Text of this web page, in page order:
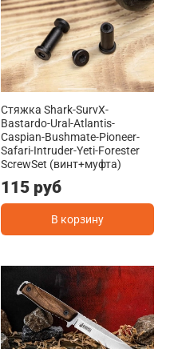
Стяжка Shark-SurvX-
Bastardo-Ural-Atlantis-
Caspian-Bushmate-Pioneer-
Safari-Intruder-Yeti-Forester
ScrewSet (винт+муфта)
115 руб
В корзину